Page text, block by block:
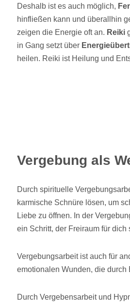
Deshalb ist es auch möglich,
hinfließen kann und überallhin
zeigen die Energie oft an. Reiki
in Gang setzt über
heilen. Reiki ist Heilung und
Vergebung als
Durch spirituelle
karmische Schnüre lösen, um
Liebe zu öffnen. In der
ein Schritt, der Freiraum für
Vergebungsarbeit ist auch für
emotionalen Wunden, die durch
Durch Vergebensarbeit und